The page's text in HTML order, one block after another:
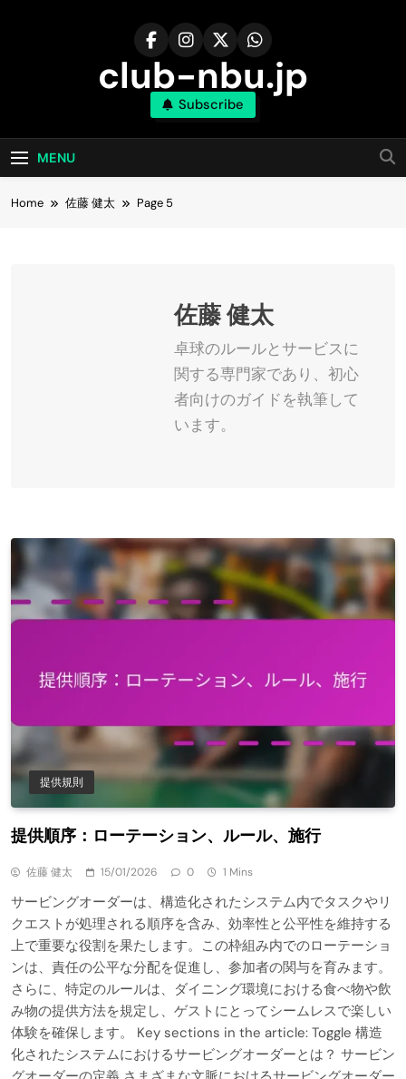
club-nbu.jp
Subscribe
MENU
Home 佐藤 健太 Page 5
佐藤 健太
卓球のルールとサービスに
関する専門家であり、初心
者向けのガイドを執筆して
います。
提供規則
提供順序：ローテーション、ルール、施行
佐藤 健太 15/01/2026 0 1 Mins
サービングオーダーは、構造化されたシステム内でタスクやリ
クエストが処理される順序を含み、効率性と公平性を維持する
上で重要な役割を果たします。この枠組み内でのローテーショ
ンは、責任の公平な分配を促進し、参加者の関与を育みます。
さらに、特定のルールは、ダイニング環境における食べ物や飲
み物の提供方法を規定し、ゲストにとってシームレスで楽しい
体験を確保します。 Key sections in the article: Toggle 構造
化されたシステムにおけるサービングオーダーとは？ サービン